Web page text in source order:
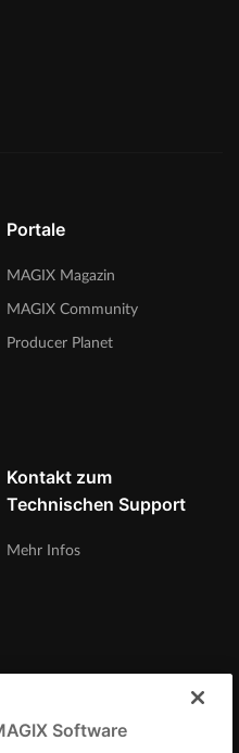
Portale
MAGIX Magazin
MAGIX Community
Producer Planet
Kontakt zum
Technischen Support
Mehr Infos
Software